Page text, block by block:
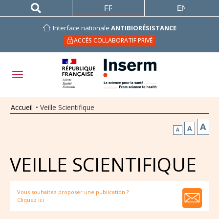
Interface nationale ANTIBIORÉSISTANCE
ACCÈS COLLABORATIF PRIVÉ
FRANÇAIS ENGLISH
Accueil • Veille Scientifique
A A A
VEILLE SCIENTIFIQUE
Vous souhaitez proposer une publication ?
Cliquez ici